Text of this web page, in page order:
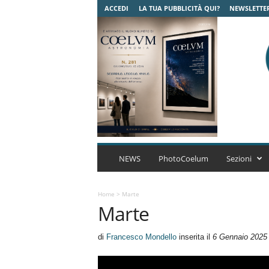
ACCEDI LA TUA PUBBLICITÀ QUI?
C
r
NEWS PhotoCoelum Sezioni
Home > Marte
Marte
di Francesco Mondelloinserita il 6 Gennaio 2025